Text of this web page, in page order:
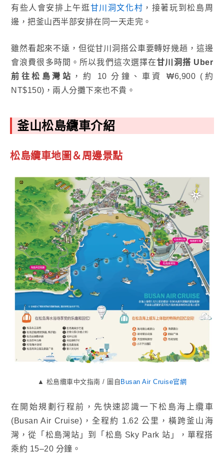
有些人會安排上午逛甘川洞文化村 ，接著玩到松島周
邊，把釜山西半部安排在同一天走完。
雖然看起來不遠，但從甘川洞搭公車要轉好幾趟，這邊
會浪費很多時間。所以我們這次選擇在甘川洞搭 Uber
前往松島灣站 ，約 10 分鐘、車資 ₩6,900 (約
NT$150)，兩人分攤下來也不貴。
釜山松島纜車介紹
松島纜車地圖＆周邊景點
▲ 松島纜車中文指南 / 圖自 Busan Air Cruise官網
在開始規劃行程前，先快速認識一下松島海上纜車
(Busan Air Cruise)，全程約 1.62 公里，橫跨釜山海
灣，從「松島灣站」到「松島 Sky Park 站」，單程搭
乘約 15–20 分鐘。